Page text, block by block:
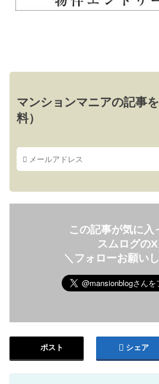
マンションマニアの記事
料）
この記事が気に入
スムログの
＼フォローお願い
ポスト シェア